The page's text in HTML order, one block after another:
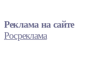
Реклама на сайте
Росреклама